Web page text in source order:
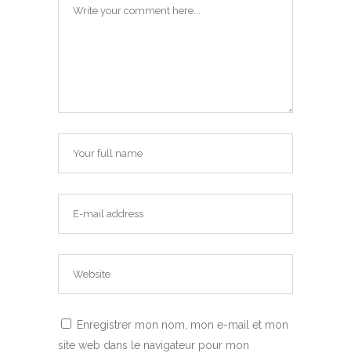
Enregistrer mon nom, mon e-mail et mon
site web dans le navigateur pour mon